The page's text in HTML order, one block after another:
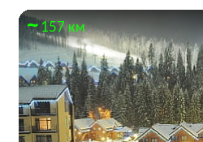
157 км